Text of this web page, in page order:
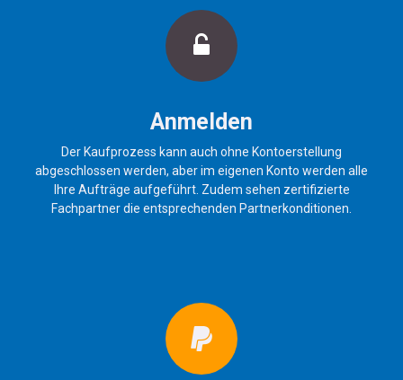
Anmelden
Der Kaufprozess kann auch ohne Kontoerstellung
abgeschlossen werden, aber im eigenen Konto werden alle
Ihre Aufträge aufgeführt. Zudem sehen zertifizierte
Fachpartner die entsprechenden Partnerkonditionen.